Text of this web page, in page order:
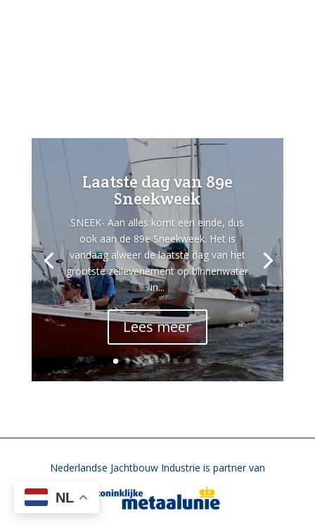
Laatste dag van 89e
Sneekweek
SNEEK- Aan alles komt een einde, dus
ook aan de 89e Sneekweek. Het is
vandaag alweer de laatste dag van het
grootste zeilevenement op binnenwater
in...
Lees meer
Nederlandse Jachtbouw Industrie is partner van
NL